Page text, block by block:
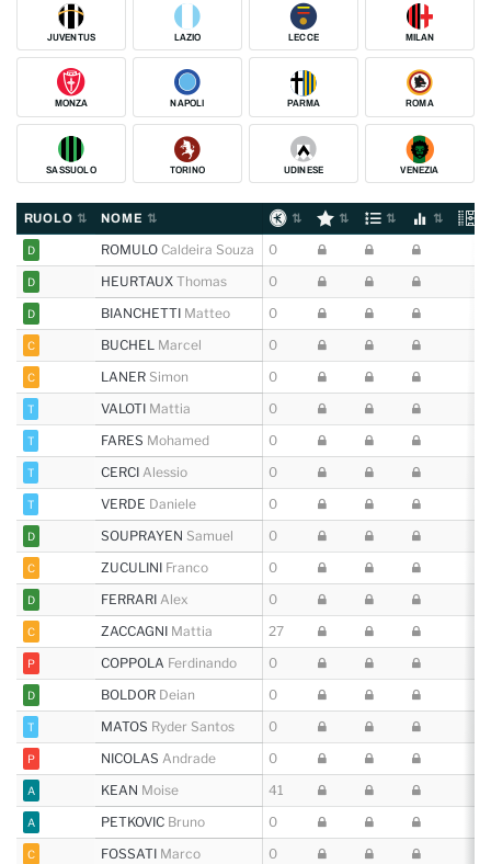
JUVENTUS LAZIO LECCE MILAN
MONZA NAPOLI PARMA ROMA
SASSUOLO TORINO UDINESE VENEZIA
RUOLO NOME
D ROMULO Caldeira Souza 0
D HEURTAUXThomas 0
D BIANCHETTI Matteo 0
C BUCHEL Marcel 0
C LANER Simon 0
T VALOTI Mattia 0
T FARES Mohamed 0
T CERCIAlessio 0
T VERDE Daniele 0
D SOUPRAYEN Samuel 0
C ZUCULINI Franco 0
D FERRARIAlex 0
C ZACCAGNI Mattia 27
P COPPOLA Ferdinando 0
D BOLDOR Deian 0
T MATOS Ryder Santos 0
P NICOLASAndrade 0
A KEAN Moise 41
A PETKOVIC Bruno 0
C FOSSATI Marco 0